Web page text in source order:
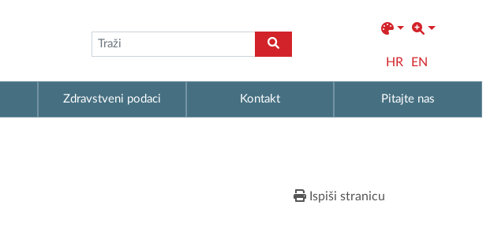
HR EN
Zdravstveni podaci Kontakt Pitajte nas
Ispiši stranicu